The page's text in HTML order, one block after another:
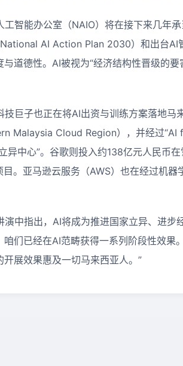
工智能办公室（NAIO）将在接下来几年
AI Action Plan 2030）和出台
道德性。AI被视为“经济结构性晋级的
技巨子也正在将AI出资与训练方案落地
Malaysia Cloud Region），并经过
异中心”。谷歌则投入约138亿元人民币
目。亚马逊云服务（AWS）也在经过机
中指出， AI将成为推进国家立异、进步
咱们已经在AI范畴获得一系列阶段性效果
开展效果惠及一切马来西亚人。”